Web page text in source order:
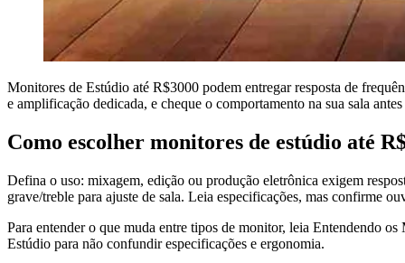
Monitores de Estúdio até R$3000 podem entregar resposta de
e amplificação dedicada, e cheque o comportamento na sua sala
Como escolher monitores de estúdio até
Defina o uso: mixagem, edição ou produção eletrônica exigem
grave/treble para ajuste de sala. Leia especificações, mas confirme
Para entender o que muda entre tipos de monitor, leia Entendendo
Estúdio para não confundir especificações e ergonomia.